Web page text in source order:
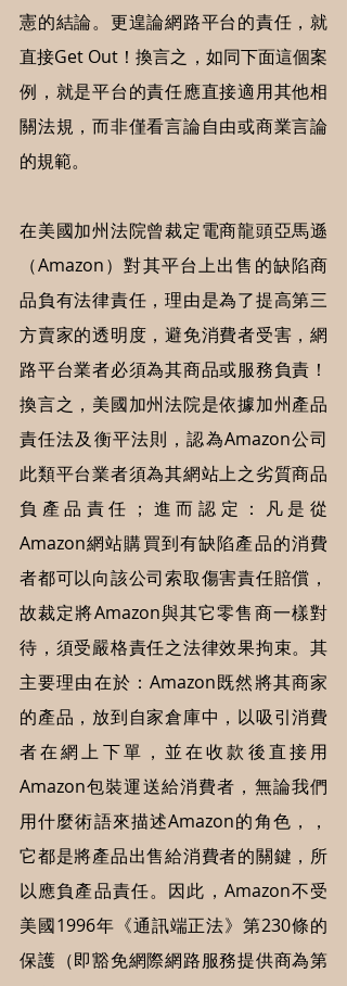
憲的結論。更遑論網路平台的責任，就
直接Get Out！換言之，如同下面這個案
例，就是平台的責任應直接適用其他相
關法規，而非僅看言論自由或商業言論
的規範。
在美國加州法院曾裁定電商龍頭亞馬遜
（Amazon）對其平台上出售的缺陷商
品負有法律責任，理由是為了提高第三
方賣家的透明度，避免消費者受害，網
路平台業者必須為其商品或服務負責！
換言之，美國加州法院是依據加州產品
責任法及衡平法則，認為Amazon公司
此類平台業者須為其網站上之劣質商品
負產品責任；進而認定：凡是從
Amazon網站購買到有缺陷產品的消費
者都可以向該公司索取傷害責任賠償，
故裁定將Amazon與其它零售商一樣對
待，須受嚴格責任之法律效果拘束。其
主要理由在於：Amazon既然將其商家
的產品，放到自家倉庫中，以吸引消費
者在網上下單，並在收款後直接用
Amazon包裝運送給消費者，無論我們
用什麼術語來描述Amazon的角色，，
它都是將產品出售給消費者的關鍵，所
以應負產品責任。因此，Amazon不受
美國1996年《通訊端正法》第230條的
保護（即豁免網際網路服務提供商為第